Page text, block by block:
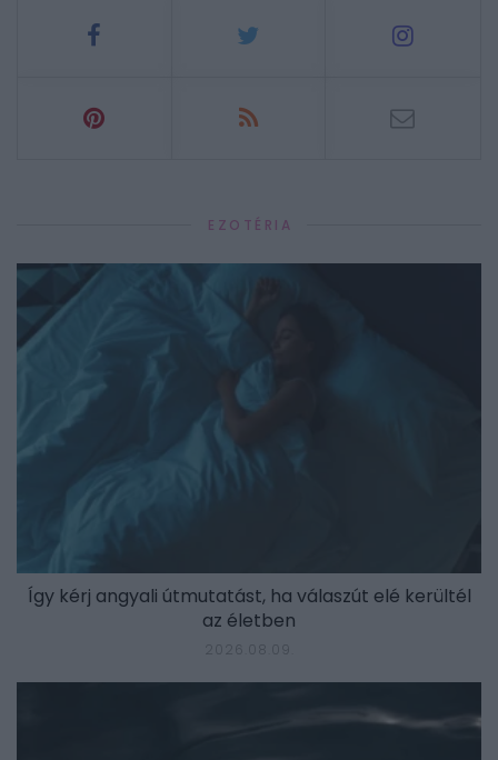
EZOTÉRIA
Így kérj angyali útmutatást, ha válaszút elé kerültél
az életben